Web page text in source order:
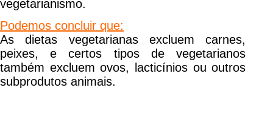
vegetarianismo.
Podemos concluir que:
As dietas vegetarianas excluem carnes,
peixes, e certos tipos de vegetarianos
também excluem ovos, lacticínios ou outros
subprodutos animais.